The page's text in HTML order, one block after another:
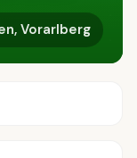
Vorarlberg